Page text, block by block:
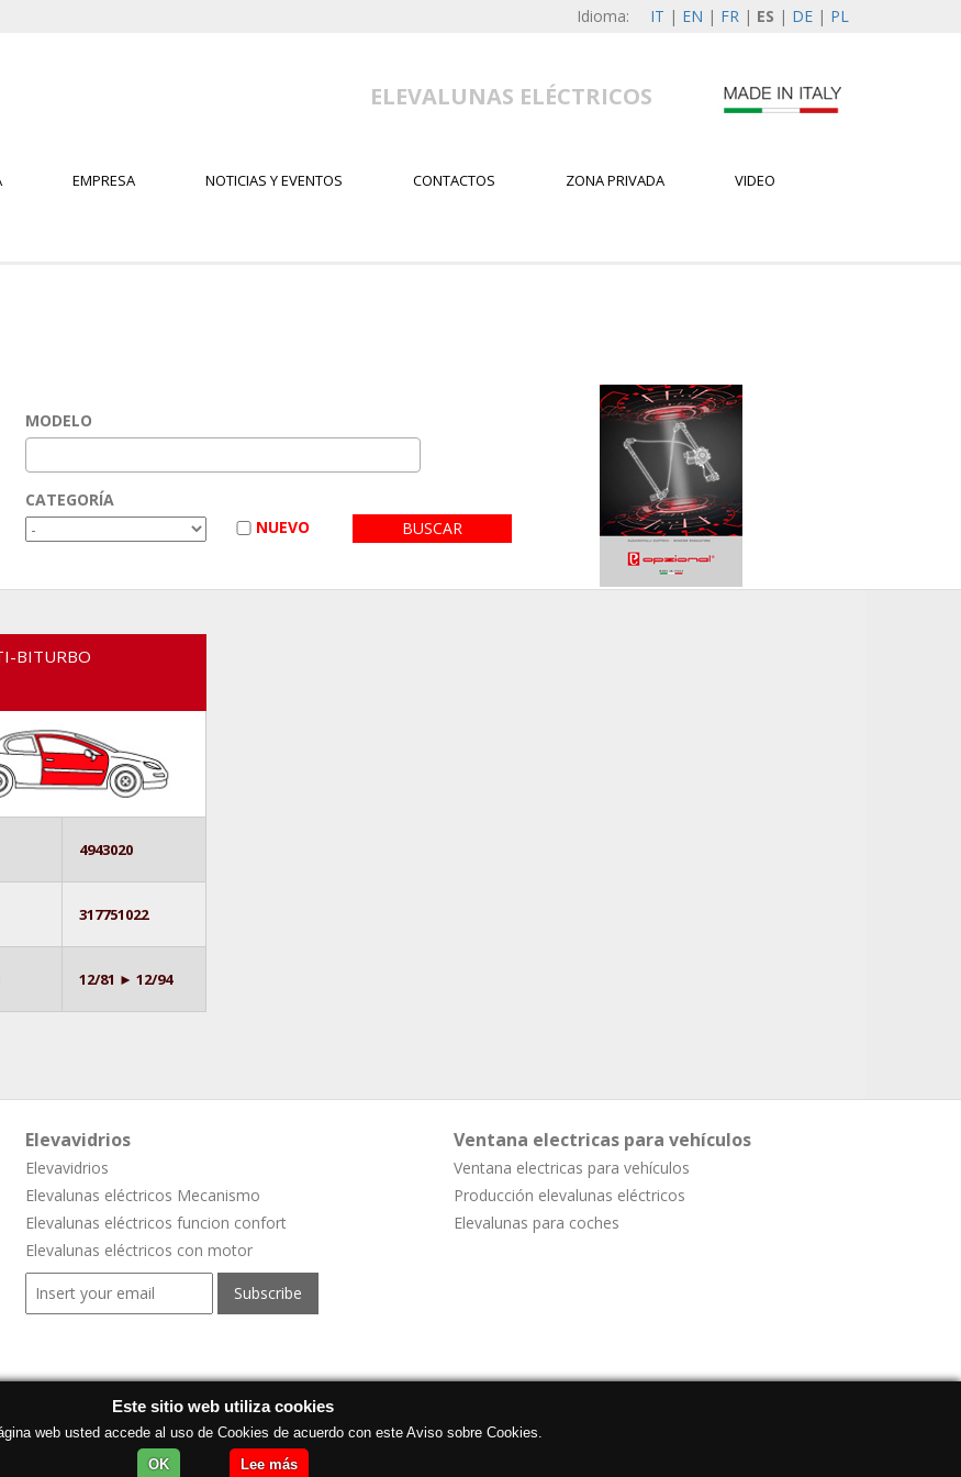
Idioma: IT | EN | FR | ES | DE | PL
ELEVALUNAS ELÉCTRICOS
EMPRESA NOTICIAS Y EVENTOS CONTACTOS ZONA PRIVADA VIDEO
MODELO
CATEGORÍA
NUEVO
BITURBO
4943020
317751022
12/81 ► 12/94
Elevavidrios
Elevavidrios
Elevalunas eléctricos Mecanismo
Elevalunas eléctricos funcion confort
Elevalunas eléctricos con motor
Ventana electricas para vehículos
Ventana electricas para vehículos
Producción elevalunas eléctricos
Elevalunas para coches
Este sitio web utiliza cookies
web usted accede al uso de Cookies de acuerdo con este Aviso sobre Cookies.
OK
Lee más